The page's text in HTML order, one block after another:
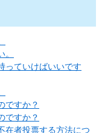
っていけばいいです
ですか？
ですか？
在者投票する方法につ